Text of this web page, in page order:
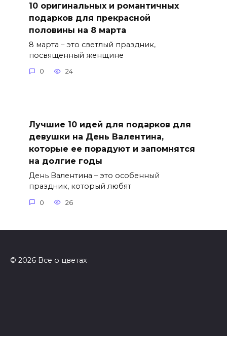
10 оригинальных и романтичных
подарков для прекрасной
половины на 8 марта
8 марта – это светлый праздник,
посвященный женщине
0 24
Лучшие 10 идей для подарков для
девушки на День Валентина,
которые ее порадуют и запомнятся
на долгие годы
День Валентина – это особенный
праздник, который любят
0 26
© 2026 Все о цветах